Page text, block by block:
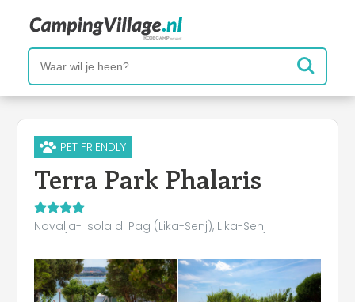
PET FRIENDLY
Terra Park Phalaris
Novalja- Isola di Pag (Lika-Senj), Lika-Senj